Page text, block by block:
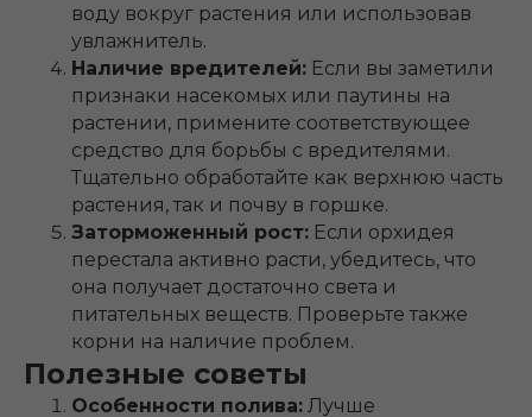
воду вокруг растения или использовав
увлажнитель.
Наличие вредителей: Если вы заметили
признаки насекомых или паутины на
растении, примените соответствующее
средство для борьбы с вредителями.
Тщательно обработайте как верхнюю часть
растения, так и почву в горшке.
Заторможенный рост: Если орхидея
перестала активно расти, убедитесь, что
она получает достаточно света и
питательных веществ. Проверьте также
корни на наличие проблем.
Полезные советы
Особенности полива: Лучше